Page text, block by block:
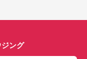
ング